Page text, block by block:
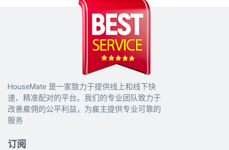
HouseMate 是一家致力于提供线上和线下快
速、精准配对的平台。我们的专业团队致力于
改善雇佣的公平利益，为雇主提供专业可靠的
服务
订阅